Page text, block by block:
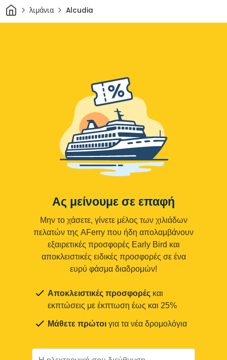
Σπίτιλιμάνια Alcudia
Ας μείνουμε σε επαφή
Μην το χάσετε, γίνετε μέλος των χιλιάδων
πελατών της AFerry που ήδη απολαμβάνουν
εξαιρετικές προσφορές Early Bird και
αποκλειστικές ειδικές προσφορές σε ένα
ευρύ φάσμα διαδρομών!
Αποκλειστικές προσφορές και
εκπτώσεις με έκπτωση έως και 25%
Μάθετε πρώτοι για τα νέα δρομολόγια